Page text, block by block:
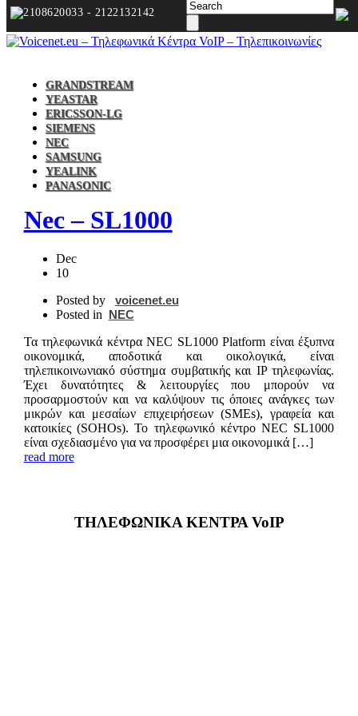
2108620033 - 2122132142
GRANDSTREAM
YEASTAR
ERICSSON-LG
SIEMENS
NEC
SAMSUNG
YEALINK
PANASONIC
Nec – SL1000
Dec
10
Posted by
voicenet.eu
Posted in NEC
Τα τηλεφωνικά κέντρα NEC SL1000 Platform είναι έξυπνα
οικονομικά, αποδοτικά και οικολογικά, είναι
τηλεπικοινωνιακό σύστημα συμβατικής και IP τηλεφωνίας.
Έχει δυνατότητες & λειτουργίες που μπορούν να
προσαρμοστούν και να καλύψουν τις όποιες ανάγκες των
μικρών και μεσαίων επιχειρήσεων (SMEs), γραφεία και
κατοικίες (SOHOs). Το τηλεφωνικό κέντρο NEC SL1000
είναι σχεδιασμένο για να προσφέρει μια οικονομικά […]
read more
ΤΗΛΕΦΩΝΙΚΑ ΚΕΝΤΡΑ VoIP